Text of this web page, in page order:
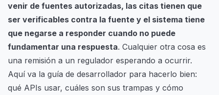
venir de fuentes autorizadas, las citas tienen que
ser verificables contra la fuente y el sistema tiene
que negarse a responder cuando no puede
fundamentar una respuesta. Cualquier otra cosa es
una remisión a un regulador esperando a ocurrir.
Aquí va la guía de desarrollador para hacerlo bien:
qué APIs usar, cuáles son sus trampas y cómo